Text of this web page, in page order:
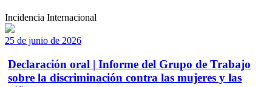
Incidencia Internacional
25 de junio de 2026
Declaración oral | Informe del Grupo de Trabajo
sobre la discriminación contra las mujeres y las